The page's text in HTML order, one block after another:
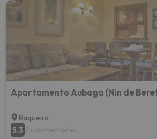
Apartamento Aubaga (Nin de
Baqueira
5.3 2 commentaires